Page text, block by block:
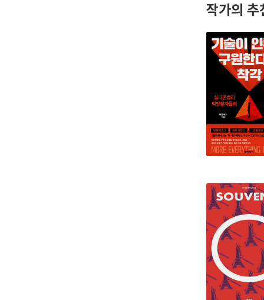
작가의 추